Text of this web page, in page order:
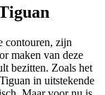
contouren, zijn
maken van deze
bezitten. Zoals het
in uitstekende